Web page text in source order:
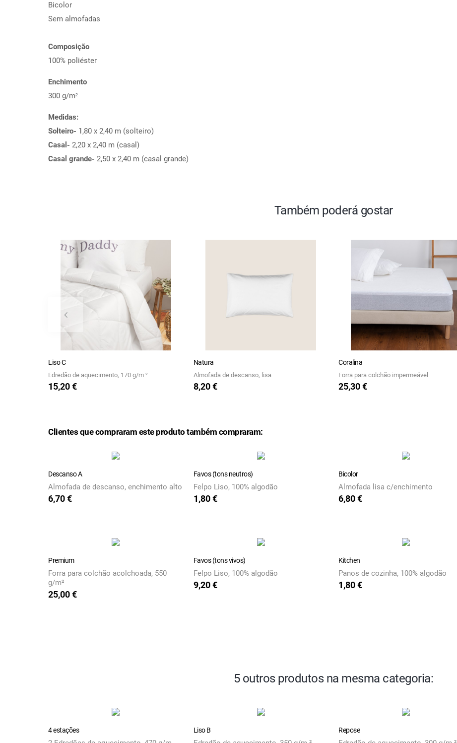
Bicolor
Sem almofadas
Composição
100% poliéster
Enchimento
300 g/m²
Medidas:
Solteiro- 1,80 x 2,40 m (solteiro)
Casal- 2,20 x 2,40 m (casal)
Casal grande- 2,50 x 2,40 m (casal grande)
Também poderá gostar
Liso C
Edredão de aquecimento, 170 g/m ²
Preço
15,20 €
Natura
Almofada de descanso, lisa
Preço
8,20 €
Coralina
Forra para colchão impermeável
Preço
25,30 €
Clientes que compraram este produto também compraram:
Descanso A
Almofada de descanso, enchimento alto
Preço
6,70 €
Favos (tons neutros)
Felpo Liso, 100% algodão
Preço
1,80 €
Bicolor
Almofada lisa c/enchimento
Preço
6,80 €
Premium
Forra para colchão acolchoada, 550
g/m²
Preço
25,00 €
Favos (tons vivos)
Felpo Liso, 100% algodão
Preço
9,20 €
Kitchen
Panos de cozinha, 100% algodão
Preço
1,80 €
5 outros produtos na mesma categoria:
4 estações Liso B Repose